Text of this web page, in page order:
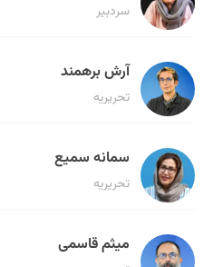
سردبیر
آرش برهمند
تحریریه
سمانه سمیع
تحریریه
میثم قاسمی